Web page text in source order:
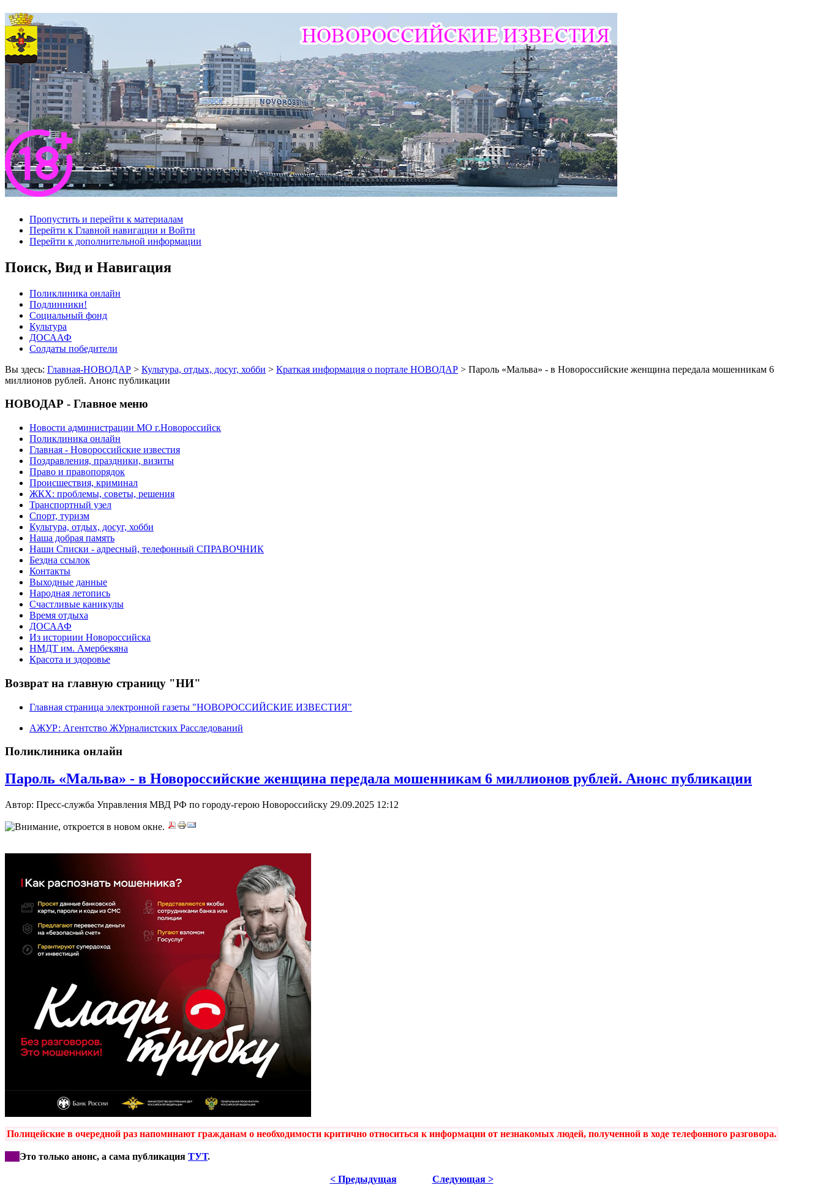
Пропустить и перейти к материалам
Перейти к Главной навигации и Войти
Перейти к дополнительной информации
Поиск, Вид и Навигация
Поликлиника онлайн
Подлинники!
Социальный фонд
Культура
ДОСААФ
Солдаты победители
Вы здесь: Главная-НОВОДАР > Культура, отдых, досуг, хобби > Краткая информация о портале НОВОДАР > Пароль «Мальва» - в Новороссийские женщина передала мошенникам 6
миллионов рублей. Анонс публикации
НОВОДАР - Главное меню
Новости администрации МО г.Новороссийск
Поликлиника онлайн
Главная - Новороссийские известия
Поздравления, праздники, визиты
Право и правопорядок
Происшествия, криминал
ЖКХ: проблемы, советы, решения
Транспортный узел
Спорт, туризм
Культура, отдых, досуг, хобби
Наша добрая память
Наши Списки - адресный, телефонный СПРАВОЧНИК
Бездна ссылок
Контакты
Выходные данные
Народная летопись
Счастливые каникулы
Время отдыха
ДОСААФ
Из историии Новороссийска
НМДТ им. Амербекяна
Красота и здоровье
Возврат на главную страницу "НИ"
Главная страница электронной газеты "НОВОРОССИЙСКИЕ ИЗВЕСТИЯ"
АЖУР: Агентство ЖУрналистских Расследований
Поликлиника онлайн
Пароль «Мальва» - в Новороссийские женщина передала мошенникам 6 миллионов рублей. Анонс публикации
Автор: Пресс-служба Управления МВД РФ по городу-герою Новороссийску 29.09.2025 12:12
Полицейские в очередной раз напоминают гражданам о необходимости критично относиться к информации от незнакомых людей, полученной в ходе телефонного разговора.
Это только анонс, а сама публикация ТУТ.
< Предыдущая Следующая >